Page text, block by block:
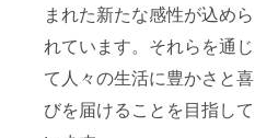
まれた新たな感性が込めら
れています。それらを通じ
て人々の生活に豊かさと喜
びを届けることを目指して